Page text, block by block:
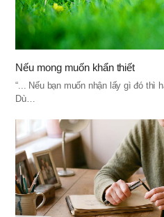
Nếu mong muốn khẩn thiết
“... Nếu bạn muốn nhận lấy gì đó thì
Dù…